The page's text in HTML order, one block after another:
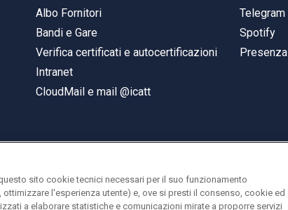
Albo Fornitori
Bandi e Gare
Verifica certificati e autocertificazioni
Intranet
CloudMail e mail @icatt
Telegram
Spotify
Presenza
sito cookie tecnici necessari per il suo funzionamento
l'esperienza utente) e, ove si presti il consenso, cookie ed
a elaborare statistiche e comunicazioni mirate a proporre servizi